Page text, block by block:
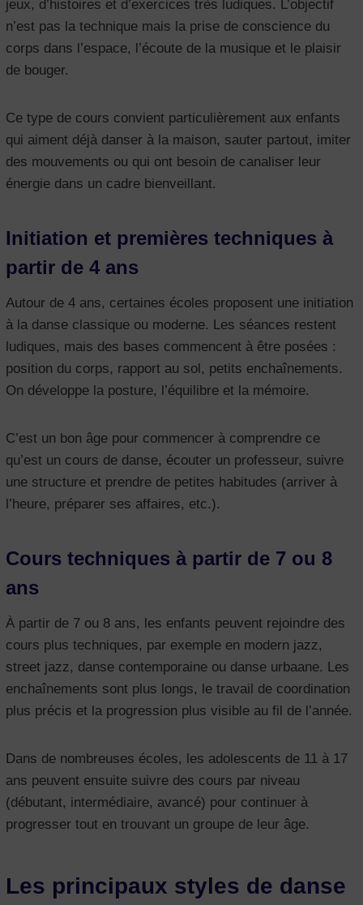
jeux, d’histoires et d’exercices très ludiques. L’objectif
n’est pas la technique mais la prise de conscience du
corps dans l’espace, l’écoute de la musique et le plaisir
de bouger.
Ce type de cours convient particulièrement aux enfants
qui aiment déjà danser à la maison, sauter partout, imiter
des mouvements ou qui ont besoin de canaliser leur
énergie dans un cadre bienveillant.
Initiation et premières techniques à
partir de 4 ans
Autour de 4 ans, certaines écoles proposent une initiation
à la danse classique ou moderne. Les séances restent
ludiques, mais des bases commencent à être posées :
position du corps, rapport au sol, petits enchaînements.
On développe la posture, l’équilibre et la mémoire.
C’est un bon âge pour commencer à comprendre ce
qu’est un cours de danse, écouter un professeur, suivre
une structure et prendre de petites habitudes (arriver à
l’heure, préparer ses affaires, etc.).
Cours techniques à partir de 7 ou 8
ans
À partir de 7 ou 8 ans, les enfants peuvent rejoindre des
cours plus techniques, par exemple en modern jazz,
street jazz, danse contemporaine ou danse urbaane. Les
enchaînements sont plus longs, le travail de coordination
plus précis et la progression plus visible au fil de l’année.
Dans de nombreuses écoles, les adolescents de 11 à 17
ans peuvent ensuite suivre des cours par niveau
(débutant, intermédiaire, avancé) pour continuer à
progresser tout en trouvant un groupe de leur âge.
Les principaux styles de danse